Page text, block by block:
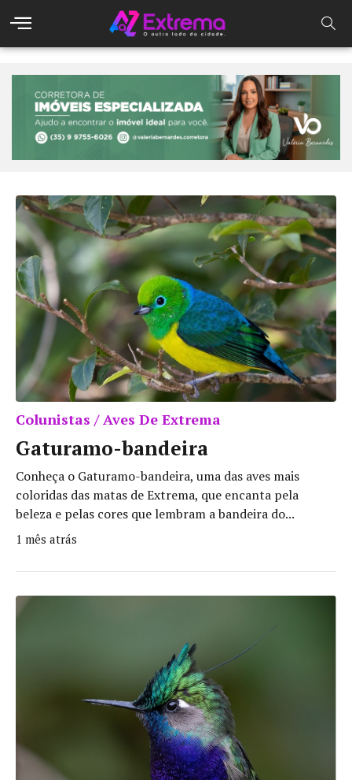
Colunistas / Aves De Extrema
Gaturamo-bandeira
Conheça o Gaturamo-bandeira, uma das aves mais
coloridas das matas de Extrema, que encanta pela
beleza e pelas cores que lembram a bandeira do...
1 mês atrás